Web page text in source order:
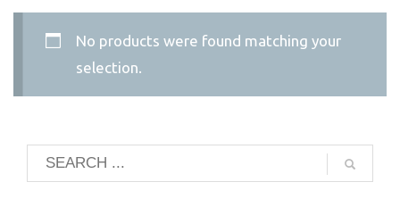
No products were found matching your
selection.